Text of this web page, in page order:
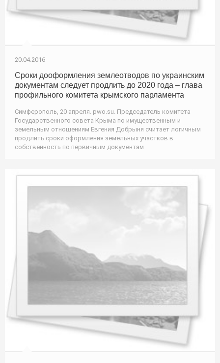
20.04.2016
Сроки дооформления землеотводов по украинским
документам следует продлить до 2020 года – глава
профильного комитета крымского парламента
Симферополь, 20 апреля. pwo.su. Председатель комитета
Государственного совета Крыма по имущественным и
земельным отношениям Евгения Добрыня считает логичным
продлить сроки оформления земельных участков в
собственность по первичным документам